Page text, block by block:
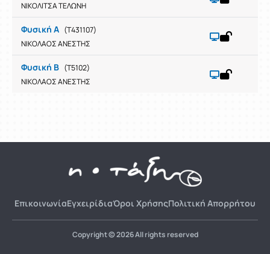
ΝΙΚΟΛΙΤΣΑ ΤΕΛΩΝΗ
Φυσική Α (T431107)
ΝΙΚΟΛΑΟΣ ΑΝΕΣΤΗΣ
Φυσική Β (T5102)
ΝΙΚΟΛΑΟΣ ΑΝΕΣΤΗΣ
ΕπικοινωνίαΕγχειρίδιαΌροι ΧρήσηςΠολιτική Απορρήτου
Copyright © 2026 All rights reserved